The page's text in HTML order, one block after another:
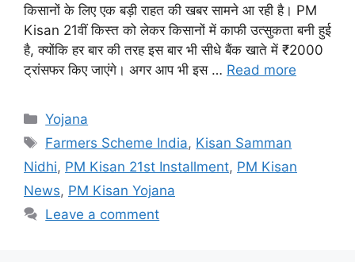
किसानों के लिए एक बड़ी राहत की खबर सामने आ रही है। PM
Kisan 21वीं किस्त को लेकर किसानों में काफी उत्सुकता बनी हुई
है, क्योंकि हर बार की तरह इस बार भी सीधे बैंक खाते में ₹2000
ट्रांसफर किए जाएंगे। अगर आप भी इस … Read more
Categories
Yojana
Tags
Farmers Scheme India, Kisan Samman
Nidhi, PM Kisan 21st Installment, PM Kisan
News, PM Kisan Yojana
Leave a comment